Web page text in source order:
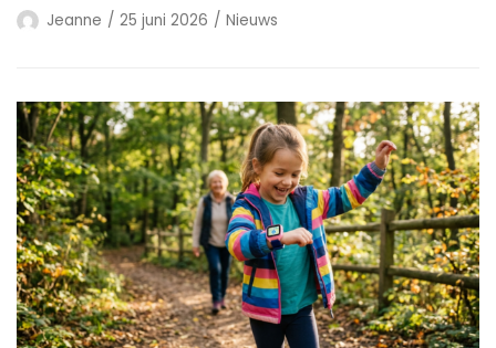
Jeanne 25 juni 2026 Nieuws